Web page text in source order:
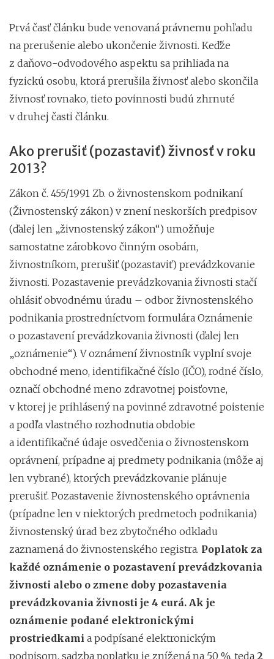
Prvá časť článku bude venovaná právnemu pohľadu
na prerušenie alebo ukončenie živnosti. Keďže
z daňovo-odvodového aspektu sa prihliada na
fyzickú osobu, ktorá prerušila živnosť alebo skončila
živnosť rovnako, tieto povinnosti budú zhrnuté
v druhej časti článku.
Ako prerušiť (pozastaviť) živnosť v roku
2013?
Zákon č. 455/1991 Zb. o živnostenskom podnikaní
(Živnostenský zákon) v znení neskorších predpisov
(ďalej len „živnostenský zákon“) umožňuje
samostatne zárobkovo činným osobám,
živnostníkom, prerušiť (pozastaviť) prevádzkovanie
živnosti. Pozastavenie prevádzkovania živnosti stačí
ohlásiť obvodnému úradu – odbor živnostenského
podnikania prostredníctvom formulára Oznámenie
o pozastavení prevádzkovania živnosti (ďalej len
„oznámenie“). V oznámení živnostník vyplní svoje
obchodné meno, identifikačné číslo (IČO), rodné číslo,
označí obchodné meno zdravotnej poisťovne,
v ktorej je prihlásený na povinné zdravotné poistenie
a podľa vlastného rozhodnutia obdobie
a identifikačné údaje osvedčenia o živnostenskom
oprávnení, prípadne aj predmety podnikania (môže aj
len vybrané), ktorých prevádzkovanie plánuje
prerušiť. Pozastavenie živnostenského oprávnenia
(prípadne len v niektorých predmetoch podnikania)
živnostenský úrad bez zbytočného odkladu
zaznamená do živnostenského registra. Poplatok za
každé oznámenie o pozastavení prevádzkovania
živnosti alebo o zmene doby pozastavenia
prevádzkovania živnosti je 4 eurá. Ak je
oznámenie podané elektronickými
prostriedkami a podpísané elektronickým
podpisom, sadzba poplatku je znížená na 50 %, teda 2